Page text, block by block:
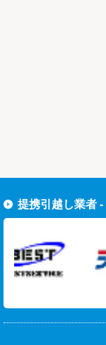
提携引越し業者 -